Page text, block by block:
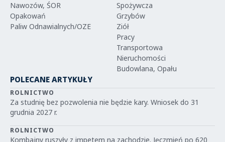
Nawozów, ŚOR
Opakowań
Paliw Odnawialnych/OZE
Spożywcza
Grzybów
Ziół
Pracy
Transportowa
Nieruchomości
Budowlana, Opału
POLECANE ARTYKUŁY
ROLNICTWO
Za studnię bez pozwolenia nie będzie kary. Wniosek do 31
grudnia 2027 r.
ROLNICTWO
Kombajny ruszyły z impetem na zachodzie. Jęczmień po 620